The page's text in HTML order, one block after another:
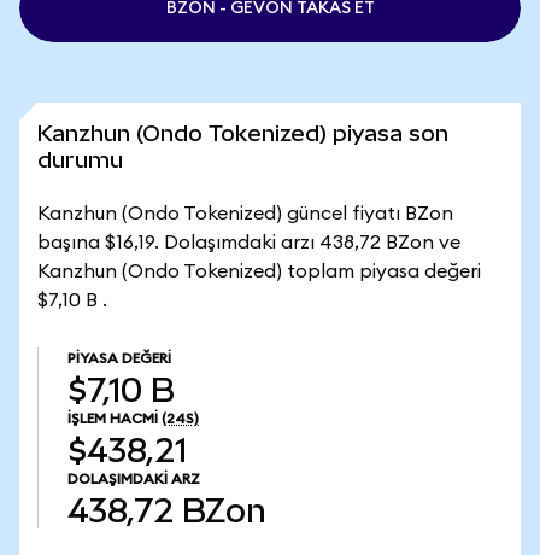
BZON - GEVON TAKAS ET
Kanzhun (Ondo Tokenized) piyasa son
durumu
Kanzhun (Ondo Tokenized) güncel fiyatı BZon
başına $16,19. Dolaşımdaki arzı 438,72 BZon ve
Kanzhun (Ondo Tokenized) toplam piyasa değeri
$7,10 B .
PIYASA DEĞERI
$7,10 B
İŞLEM HACMI (24S)
$438,21
DOLAŞIMDAKI ARZ
438,72 BZon